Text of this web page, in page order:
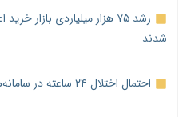
رشد ۷۵ هزار میلیاردی بازار
شدند
احتمال اختلال ۲۴ ساعته در سامانه‌های تأمین اجتماعی